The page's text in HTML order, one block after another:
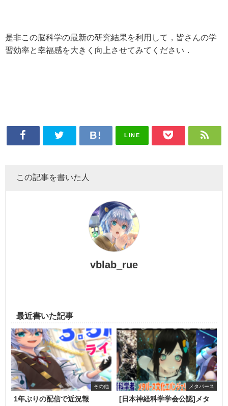
是非この脳科学の最新の研究結果を利用して，皆さんの学
習効率と幸福感を大きく向上させてみてください．
LINE
この記事を書いた人
vblab_rue
最近書いた記事
その他
1年ぶりの配信で近況報
メタバース
[日本神経科学学会公認]メタ